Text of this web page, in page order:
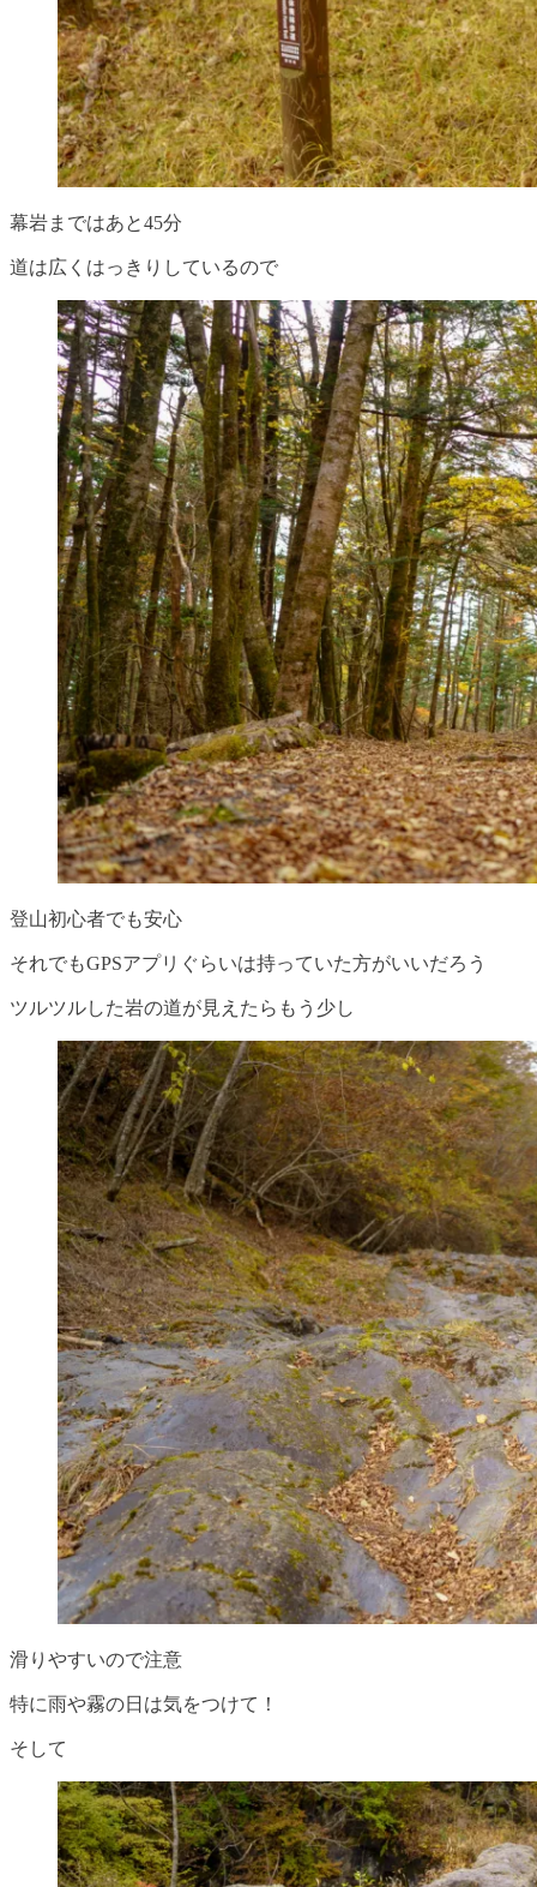
幕岩まではあと45分
道は広くはっきりしているので
登山初心者でも安心
それでもGPSアプリぐらいは持っていた方がいいだろう
ツルツルした岩の道が見えたらもう少し
滑りやすいので注意
特に雨や霧の日は気をつけて！
そして